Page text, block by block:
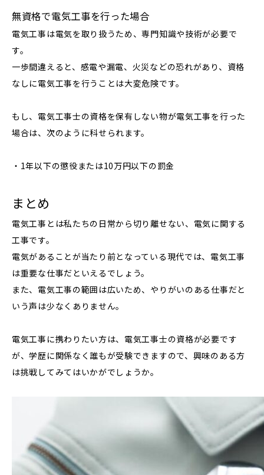
無資格で電気工事を行った場合
電気工事は電気を取り扱うため、専門知識や技術が必要で
す。
一歩間違えると、感電や漏電、火災などの恐れがあり、資格
なしに電気工事を行うことは大変危険です。
もし、電気工事士の資格を保有しない物が電気工事を行った
場合は、次のように科せられます。
・1年以下の懲役または10万円以下の罰金
まとめ
電気工事とは私たちの日常から切り離せない、電気に関する
工事です。
電気があることが当たり前となっている現代では、電気工事
は重要な仕事だといえるでしょう。
また、電気工事の範囲は広いため、やりがいのある仕事だと
いう声は少なくありません。
電気工事に携わりたい方は、電気工事士の資格が必要です
が、学歴に関係なく誰もが受験できますので、興味のある方
は挑戦してみてはいかがでしょうか。